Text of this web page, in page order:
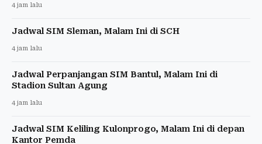
4 jam lalu
Jadwal SIM Sleman, Malam Ini di SCH
4 jam lalu
Jadwal Perpanjangan SIM Bantul, Malam Ini di
Stadion Sultan Agung
4 jam lalu
Jadwal SIM Keliling Kulonprogo, Malam Ini di depan
Kantor Pemda